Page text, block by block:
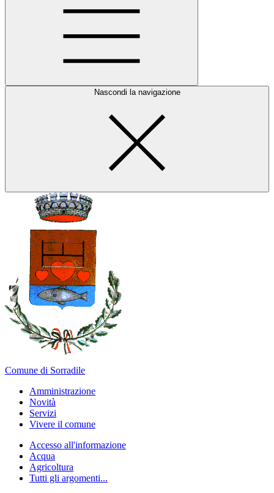
Nascondi la navigazione
Comune di Sorradile
Amministrazione
Novità
Servizi
Vivere il comune
Accesso all'informazione
Acqua
Agricoltura
Tutti gli argomenti...